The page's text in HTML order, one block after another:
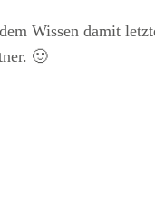
Wissen damit
🙂